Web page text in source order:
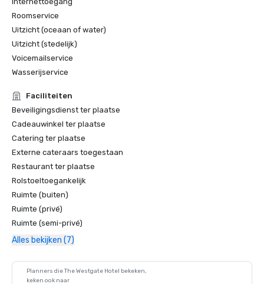
Roomservice
Uitzicht (oceaan of water)
Uitzicht (stedelijk)
Voicemailservice
Wasserijservice
Faciliteiten
Beveiligingsdienst ter plaatse
Cadeauwinkel ter plaatse
Catering ter plaatse
Externe cateraars toegestaan
Restaurant ter plaatse
Rolstoeltoegankelijk
Ruimte (buiten)
Ruimte (privé)
Ruimte (semi-privé)
Alles bekijken (7)
Planners die The Westgate Hotel bekeken,
keken ook naar